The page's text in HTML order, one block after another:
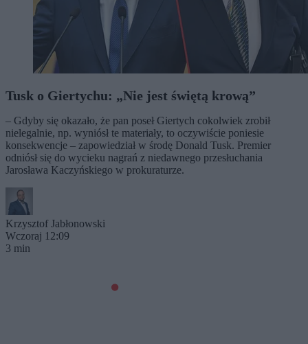
Tusk o Giertychu: „Nie jest świętą krową”
– Gdyby się okazało, że pan poseł Giertych cokolwiek zrobił
nielegalnie, np. wyniósł te materiały, to oczywiście poniesie
konsekwencje – zapowiedział w środę Donald Tusk. Premier
odniósł się do wycieku nagrań z niedawnego przesłuchania
Jarosława Kaczyńskiego w prokuraturze.
Krzysztof Jabłonowski
Wczoraj 12:09
3 min